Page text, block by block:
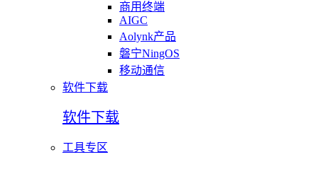
商用终端
AIGC
Aolynk产品
磐宁NingOS
移动通信
软件下载
软件下载
工具专区